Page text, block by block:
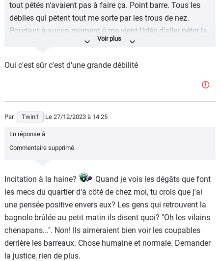
tout pétés n'avaient pas à faire ça. Point barre. Tous les
débiles qui pètent tout me sorte par les trous de nez.
Pourtant à aucun moment il me vient l'idée d'aller péter la
bagnole de leurs parents où le lieu où de travail de ce
aujourd'hui il existe des lieux qui sont encore inutilisables.
Oui c'est sûr c'est d'une grande débilité
Par Twin1 Le 27/12/2023 à 14:25
En réponse à
Commentaire supprimé.
Incitation à la haine?
Quand je vois les dégâts que font
les mecs du quartier d'à côté de chez moi, tu crois que j'ai
une pensée positive envers eux? Les gens qui retrouvent la
bagnole brûlée au petit matin ils disent quoi? "Oh les vilains
chenapans...". Non! Ils aimeraient bien voir les coupables
derrière les barreaux. Chose humaine et normale. Demander
la justice, rien de plus.